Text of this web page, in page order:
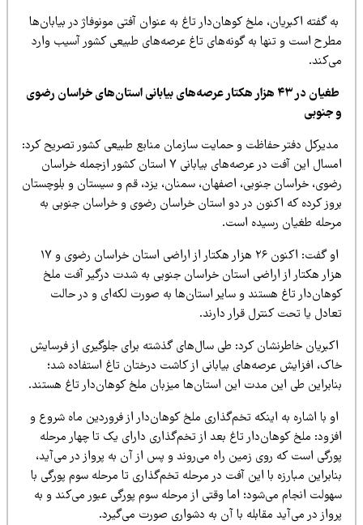
گفته اکبریان، ملخ کوهان‌دار تاغ به عنوان آفتی مونوفاژ در بیابان‌ها
است و تنها به گونه‌های تاغ عرصه‌های طبیعی کشور آسیب وارد
طغیان در ۴۳ هزار هکتار عرصه‌های بیابانی استان‌های خراسان رضوی
جنوبی
دفتر حفاظت و حمایت سازمان منابع طبیعی کشور تصریح کرد:
امسال این آفت در عرصه‌های بیابانی ۷ استان کشور ازجمله خراسان
خراسان جنوبی، اصفهان، سمنان، یزد، قم و سیستان و بلوچستان
کرده که اکنون در دو استان خراسان رضوی و خراسان جنوبی به
طغیان رسیده است.
او گفت: اکنون ۲۶ هزار هکتار از اراضی استان خراسان رضوی و ۱۷
هکتار از اراضی استان خراسان جنوبی به شدت درگیر آفت ملخ
تاغ هستند و سایر استان‌ها به صورت لکه‌ای و در حالت
یا تحت کنترل قرار دارند.
خاطرنشان کرد: طی سال‌های گذشته برای جلوگیری از فرسایش
افزایش عرصه‌های بیابانی از کاشت درختان تاغ استفاده شد؛
طی این مدت این استان‌ها میزبان ملخ کوهان‌دار تاغ هستند.
با اشاره به اینکه تخم‌گذاری ملخ کوهان‌دار از فروردین ماه شروع و
ملخ کوهان‌دار تاغ بعد از تخم‌گذاری دارای یک تا چهار مرحله
است که روی زمین راه می‌روند و پس از آن به پرواز در می‌آید،
مبارزه با این آفت در مرحله تخم‌گذاری تا مرحله سوم پورگی با
انجام می‌شود؛ اما وقتی از مرحله سوم پورگی عبور می‌کند و به
در می‌آید مقابله با آن به دشواری صورت می‌گیرد.